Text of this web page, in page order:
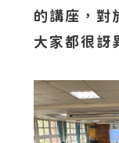
的講座，對
大家都很訝